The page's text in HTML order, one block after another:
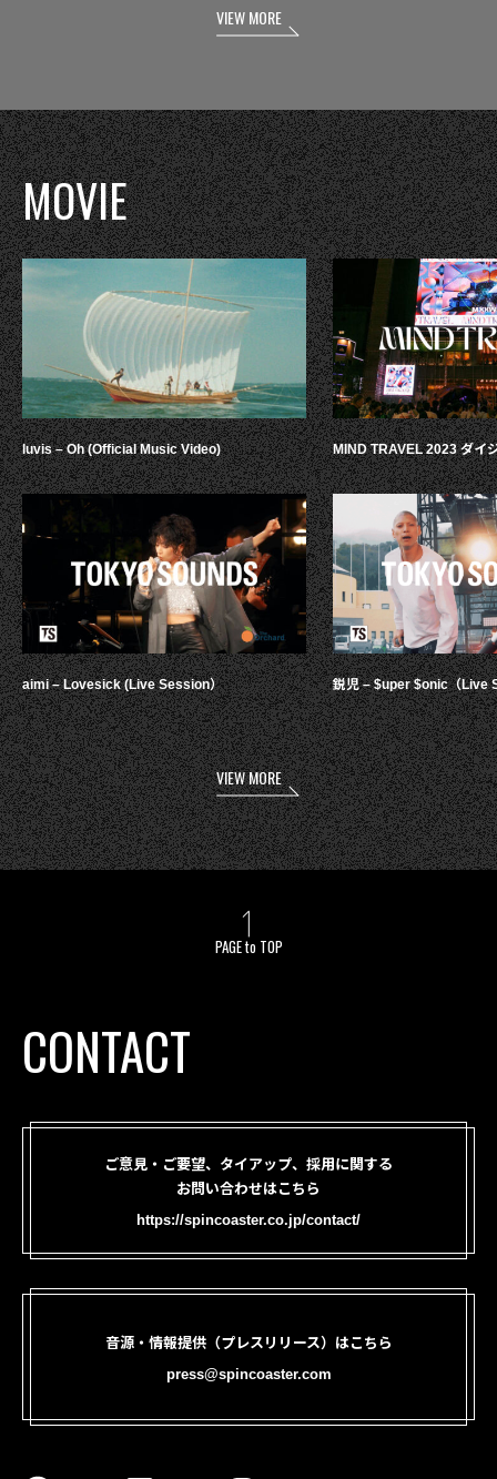
VIEW MORE
MOVIE
luvis – Oh (Official Music Video)
aimi – Lovesick (Live Session）
MIND TRAVEL 2023 ダイ
鋭児 – $uper $onic（Live
VIEW MORE
PAGE to TOP
CONTACT
ご意見・ご要望、タイアップ、採用に関する
お問い合わせはこちら
https://spincoaster.co.jp/contact/
音源・情報提供（プレスリリース）はこちら
press@spincoaster.com